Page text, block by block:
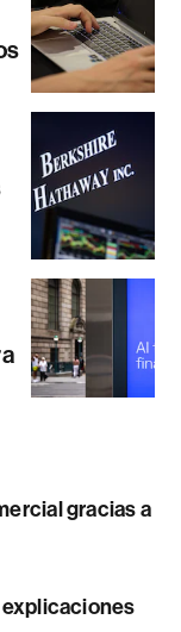
gracias a
explicaciones